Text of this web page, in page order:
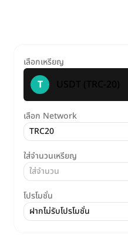
เลือกเหรียญ
T
เลือก Network
ใส่จำนวนเหรียญ
โปรโมชั่น